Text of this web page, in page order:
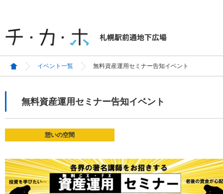
イベント一覧 無料資産運用セミナー告知イベント
無料資産運用セミナー告知イベント
憩いの空間